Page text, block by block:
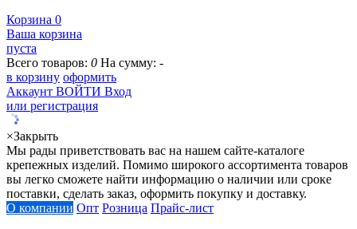
Корзина 0
Ваша корзина
пуста
Всего товаров: 0 На сумму: -
в корзину оформить
Аккаунт ВОЙТИ Вход
или регистрация
×Закрыть
Мы рады приветствовать вас на нашем сайте-каталоге
крепежных изделий. Помимо широкого ассортимента товаров
вы легко сможете найти информацию о наличии или сроке
поставки, сделать заказ, оформить покупку и доставку.
О компании Опт Розница Прайс-лист